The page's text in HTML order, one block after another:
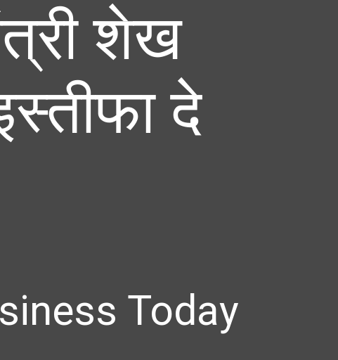
शेख
दे
Today